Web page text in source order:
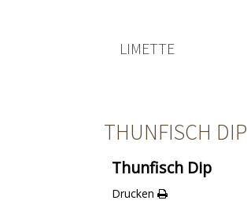
LIMETTE
THUNFISCH DIP
Thunfisch Dip
Drucken